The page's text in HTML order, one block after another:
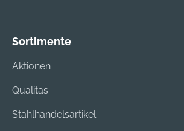
Sortimente
Aktionen
Qualitas
Stahlhandelsartikel